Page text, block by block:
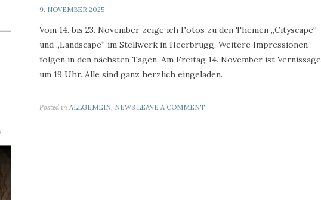
9. NOVEMBER 2025
Vom 14. bis 23. November zeige ich Fotos zu den Themen „Cityscape“
und „Landscape“ im Stellwerk in Heerbrugg. Weitere Impressionen
folgen in den nächsten Tagen. Am Freitag 14. November ist Vernissage
um 19 Uhr. Alle sind ganz herzlich eingeladen.
Posted in ALLGEMEIN NEWS LEAVE A COMMENT